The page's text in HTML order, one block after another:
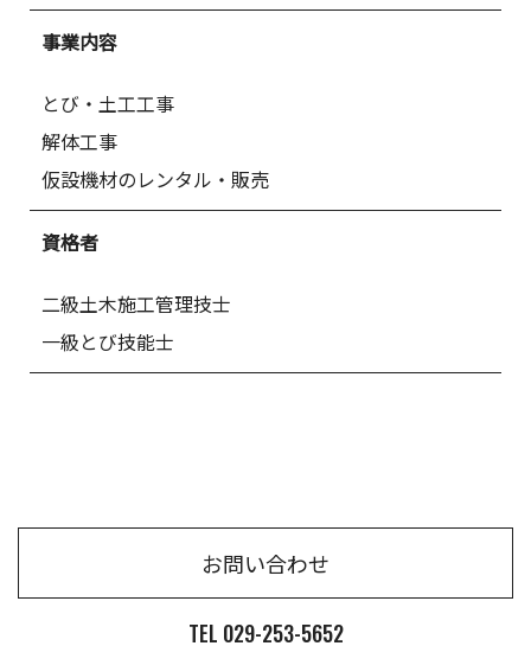
事業内容
とび・土工工事
解体工事
仮設機材のレンタル・販売
資格者
二級土木施工管理技士
一級とび技能士
お問い合わせ
TEL 029-253-5652